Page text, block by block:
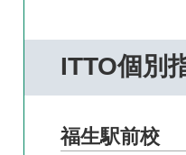
ITTO個別
福生駅前校